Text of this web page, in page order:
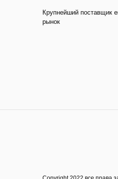
Крупнейший поставщик
рынок